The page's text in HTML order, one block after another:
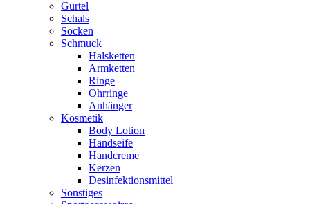
Gürtel
Schals
Socken
Schmuck
Halsketten
Armketten
Ringe
Ohrringe
Anhänger
Kosmetik
Body Lotion
Handseife
Handcreme
Kerzen
Desinfektionsmittel
Sonstiges